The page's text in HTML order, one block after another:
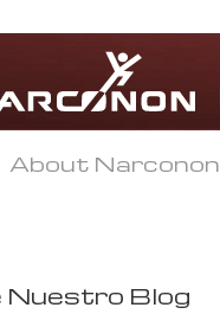
⨯
About Narconon
Nuestro Blog
About Narconon